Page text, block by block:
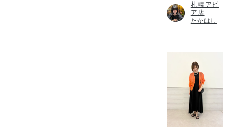
札幌アピ
ア店
たかはし